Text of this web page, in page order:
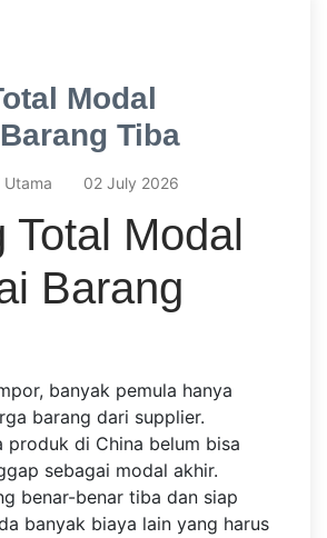
Modal
Tiba
Utama 02 July 2026
Total Modal
Barang
banyak pemula hanya
barang dari supplier.
produk di China belum bisa
sebagai modal akhir.
benar-benar tiba dan siap
banyak biaya lain yang harus